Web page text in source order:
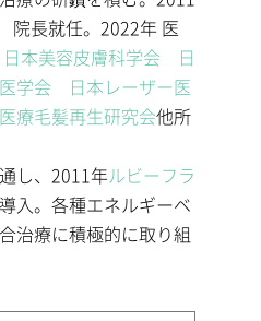
長就任。2022年 医
日本美容皮膚科学会
日
学会
日本レーザー医
療毛髪再生研究会他所
し、2011年ルビーフラ
入。各種エネルギーベ
治療に積極的に取り組